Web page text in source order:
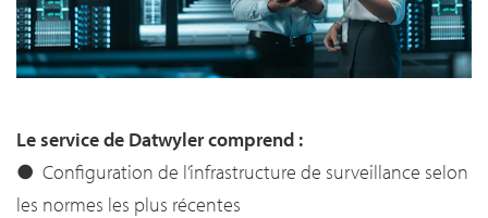
Le service de Datwyler comprend :
● Configuration de l’infrastructure de surveillance selon
les normes les plus récentes